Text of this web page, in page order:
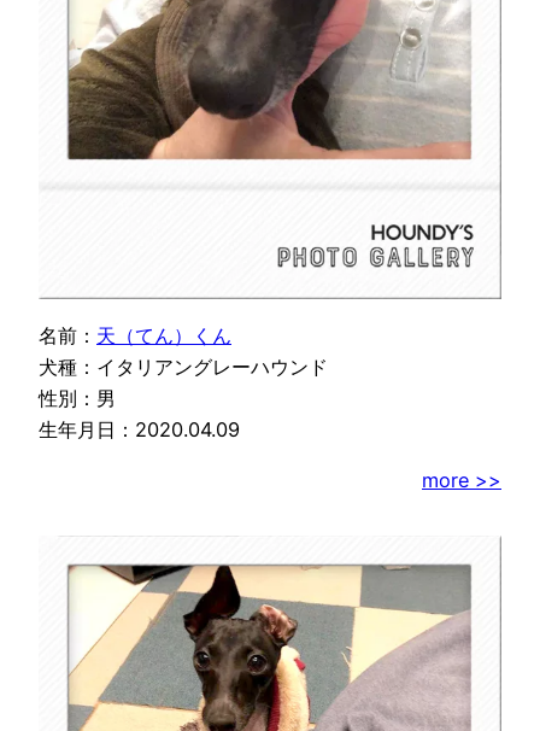
名前： 天（てん）くん
犬種：イタリアングレーハウンド
性別：男
生年月日：2020.04.09
more >>